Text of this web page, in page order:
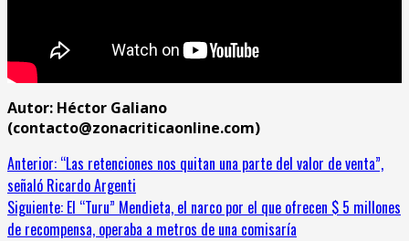
Autor: Héctor Galiano
(contacto@zonacriticaonline.com)
Sigue
leyendo
Anterior: “Las retenciones nos quitan una parte del valor de venta”,
señaló Ricardo Argenti
Siguiente: El “Turu” Mendieta, el narco por el que ofrecen $ 5 millones
de recompensa, operaba a metros de una comisaría